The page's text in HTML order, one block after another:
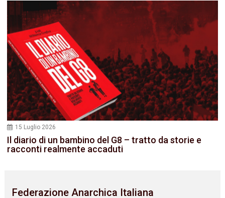
15 Luglio 2026
Il diario di un bambino del G8 – tratto da storie e
racconti realmente accaduti
Federazione Anarchica Italiana